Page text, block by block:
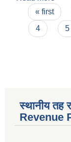
Pages
« first
4
5
स्थानीय तह
Revenue